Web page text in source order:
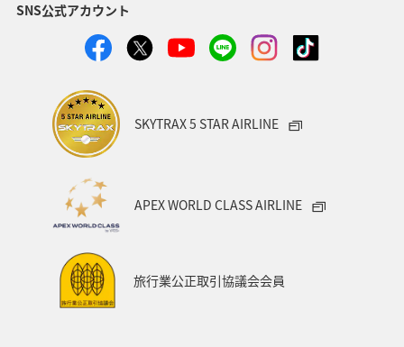
兵庫県 石川県
アユ
SNS公式アカウント
SKYTRAX 5 STAR AIRLINE
APEX WORLD CLASS AIRLINE
旅行業公正取引協議会会員